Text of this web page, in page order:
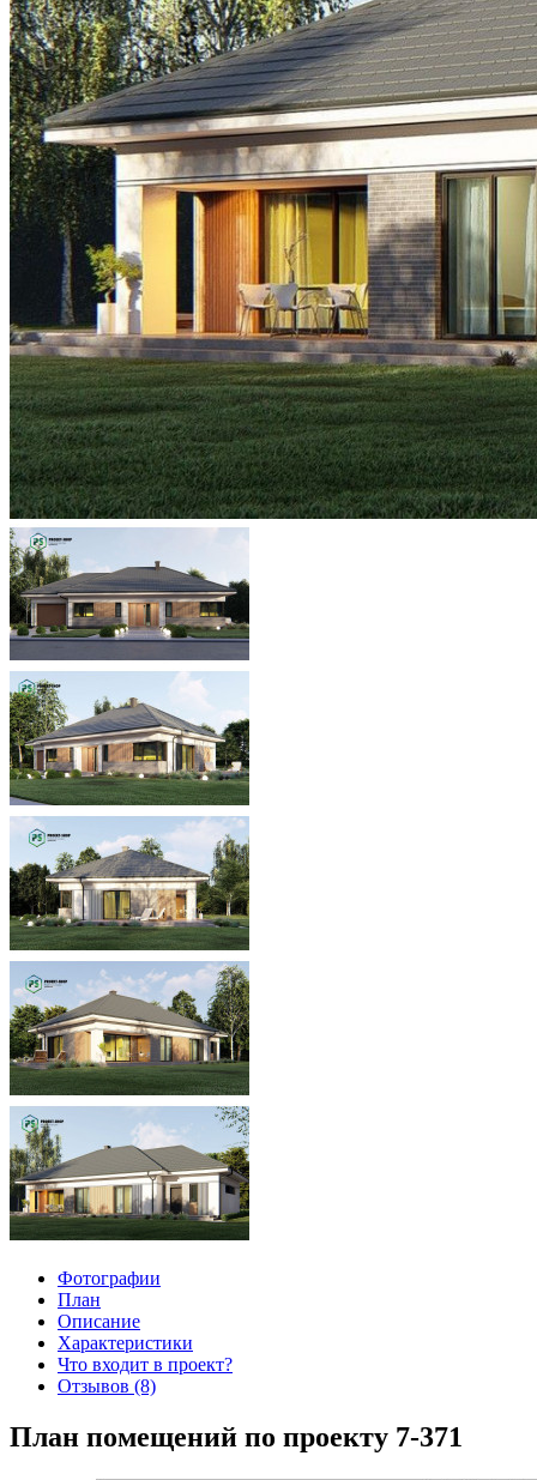
Фотографии
План
Описание
Характеристики
Что входит в проект?
Отзывов (8)
План помещений по проекту 7-371